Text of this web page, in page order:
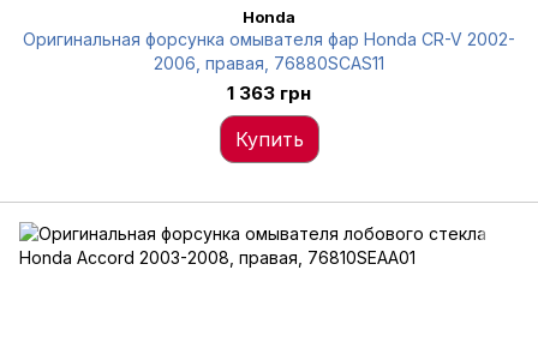
Honda
Оригинальная форсунка омывателя фар Honda CR-V 2002-
2006, правая, 76880SCAS11
1 363 грн
Купить